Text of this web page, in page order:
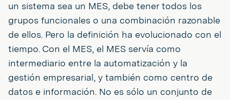
un sistema sea un MES, debe tener todos los
grupos funcionales o una combinación razonable
de ellos. Pero la definición ha evolucionado con el
tiempo. Con el MES, el MES servía como
intermediario entre la automatización y la
gestión empresarial, y también como centro de
datos e información. No es sólo un conjunto de